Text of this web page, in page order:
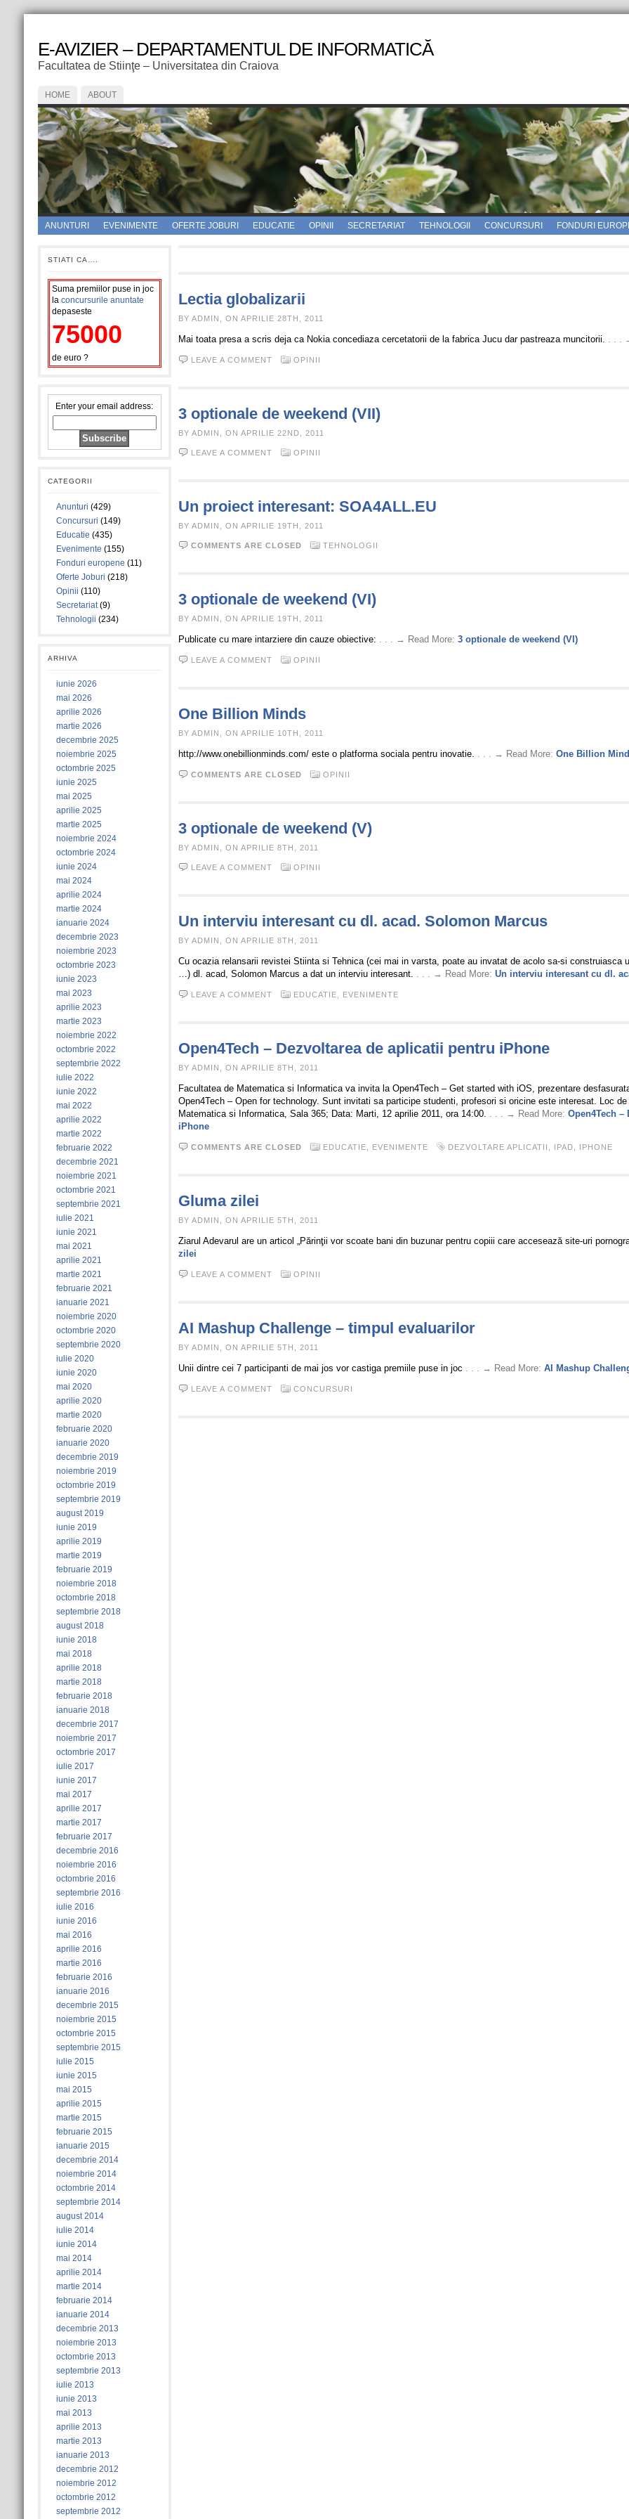
E-AVIZIER – DEPARTAMENTUL DE INFORMATICĂ
Facultatea de Stiinţe – Universitatea din Craiova
HOME ABOUT
ANUNTURI EVENIMENTE OFERTE JOBURI EDUCATIE OPINII SECRETARIAT TEHNOLOGII CONCURSURI FONDURI
STIATI CA….
Suma premiilor puse in joc
la concursurile anuntate
depaseste
75000
de euro ?
Enter your email address:
CATEGORII
Anunturi (429)
Concursuri (149)
Educatie (435)
Evenimente (155)
Fonduri europene (11)
Oferte Joburi (218)
Opinii (110)
Secretariat(9)
Tehnologii (234)
ARHIVA
iunie 2026
mai 2026
aprilie 2026
martie 2026
decembrie 2025
noiembrie 2025
octombrie 2025
iunie 2025
mai 2025
aprilie 2025
martie 2025
noiembrie 2024
octombrie 2024
iunie 2024
mai 2024
aprilie 2024
martie 2024
ianuarie 2024
decembrie 2023
noiembrie 2023
octombrie 2023
iunie 2023
mai 2023
aprilie 2023
martie 2023
noiembrie 2022
octombrie 2022
septembrie 2022
iulie 2022
iunie 2022
mai 2022
aprilie 2022
martie 2022
februarie 2022
decembrie 2021
noiembrie 2021
octombrie 2021
septembrie 2021
iulie 2021
iunie 2021
mai 2021
aprilie 2021
martie 2021
februarie 2021
ianuarie 2021
noiembrie 2020
octombrie 2020
septembrie 2020
iulie 2020
iunie 2020
mai 2020
aprilie 2020
martie 2020
februarie 2020
ianuarie 2020
decembrie 2019
noiembrie 2019
octombrie 2019
septembrie 2019
august 2019
iunie 2019
aprilie 2019
martie 2019
februarie 2019
noiembrie 2018
octombrie 2018
septembrie 2018
august 2018
iunie 2018
mai 2018
aprilie 2018
martie 2018
februarie 2018
ianuarie 2018
decembrie 2017
noiembrie 2017
octombrie 2017
iulie 2017
iunie 2017
mai 2017
aprilie 2017
martie 2017
februarie 2017
decembrie 2016
noiembrie 2016
octombrie 2016
septembrie 2016
iulie 2016
iunie 2016
mai 2016
aprilie 2016
martie 2016
februarie 2016
ianuarie 2016
decembrie 2015
noiembrie 2015
octombrie 2015
septembrie 2015
iulie 2015
iunie 2015
mai 2015
aprilie 2015
martie 2015
februarie 2015
ianuarie 2015
decembrie 2014
noiembrie 2014
octombrie 2014
septembrie 2014
august 2014
iulie 2014
iunie 2014
mai 2014
aprilie 2014
martie 2014
februarie 2014
ianuarie 2014
decembrie 2013
noiembrie 2013
octombrie 2013
septembrie 2013
iulie 2013
iunie 2013
mai 2013
aprilie 2013
martie 2013
ianuarie 2013
decembrie 2012
noiembrie 2012
octombrie 2012
septembrie 2012
Lectia globalizarii
BY ADMIN, ON APRILIE 28TH, 2011
Mai toata presa a scris deja ca Nokia concediaza cercetatorii de la fabrica Jucu dar pastreaza muncitorii. . . .
LEAVE A COMMENT OPINII
3 optionale de weekend (VII)
BY ADMIN, ON APRILIE 22ND, 2011
LEAVE A COMMENT OPINII
Un proiect interesant: SOA4ALL.EU
BY ADMIN, ON APRILIE 19TH, 2011
COMMENTS ARE CLOSED TEHNOLOGII
3 optionale de weekend (VI)
BY ADMIN, ON APRILIE 19TH, 2011
Publicate cu mare intarziere din cauze obiective: . . . → Read More: 3 optionale de weekend (VI)
LEAVE A COMMENT OPINII
One Billion Minds
BY ADMIN, ON APRILIE 10TH, 2011
http://www.onebillionminds.com/ este o platforma sociala pentru inovatie. . . . → Read More: One Billion
COMMENTS ARE CLOSED OPINII
3 optionale de weekend (V)
BY ADMIN, ON APRILIE 8TH, 2011
LEAVE A COMMENT OPINII
Un interviu interesant cu dl. acad. Solomon Marcus
BY ADMIN, ON APRILIE 8TH, 2011
Cu ocazia relansarii revistei Stiinta si Tehnica (cei mai in varsta, poate au invatat de acolo sa-si construiasca
…) dl. acad, Solomon Marcus a dat un interviu interesant. . . . → Read More: Un interviu interesant cu dl.
LEAVE A COMMENT EDUCATIE EVENIMENTE
Open4Tech – Dezvoltarea de aplicatii pentru iPhone
BY ADMIN, ON APRILIE 8TH, 2011
Facultatea de Matematica si Informatica va invita la Open4Tech – Get started with iOS, prezentare
Open4Tech – Open for technology. Sunt invitati sa participe studenti, profesori si oricine este interesat. Loc
Matematica si Informatica, Sala 365; Data: Marti, 12 aprilie 2011, ora 14:00. . . . → Read More: Open4Tech
iPhone
COMMENTS ARE CLOSED EDUCATIE EVENIMENTE DEZVOLTARE APLICATII IPAD IPHONE
Gluma zilei
BY ADMIN, ON APRILIE 5TH, 2011
Ziarul Adevarul are un articol „Părinţii vor scoate bani din buzunar pentru copiii care accesează site-uri
zilei
LEAVE A COMMENT OPINII
AI Mashup Challenge – timpul evaluarilor
BY ADMIN, ON APRILIE 5TH, 2011
Unii dintre cei 7 participanti de mai jos vor castiga premiile puse in joc . . . → Read More: AI Mashup
LEAVE A COMMENT CONCURSURI